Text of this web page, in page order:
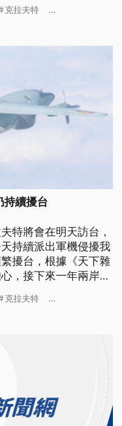
出反制行動。共軍12
強調狀況一切正常。
克拉夫特 ...
持續擾台
特將會在明天訪台，
持續派出軍機侵擾我
擾台，根據《天下雜
，接下來一年兩岸會
出反制行動。共軍12
克拉夫特 ...